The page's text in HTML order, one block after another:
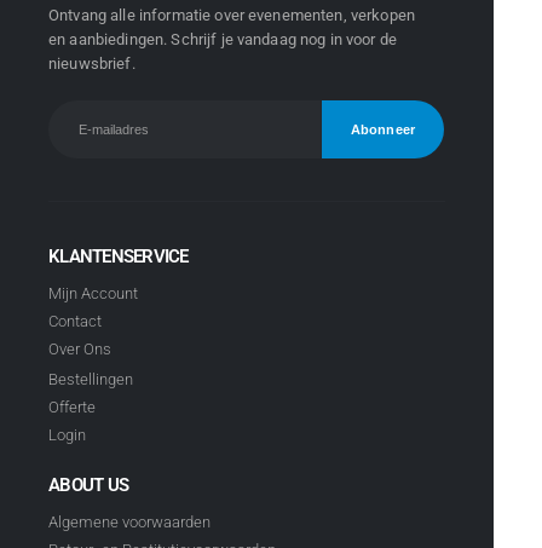
Ontvang alle informatie over evenementen, verkopen
en aanbiedingen. Schrijf je vandaag nog in voor de
nieuwsbrief.
KLANTENSERVICE
Mijn Account
Contact
Over Ons
Bestellingen
Offerte
Login
ABOUT US
Algemene voorwaarden